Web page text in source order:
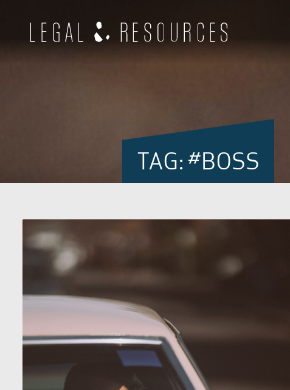
TAG: #BOSS